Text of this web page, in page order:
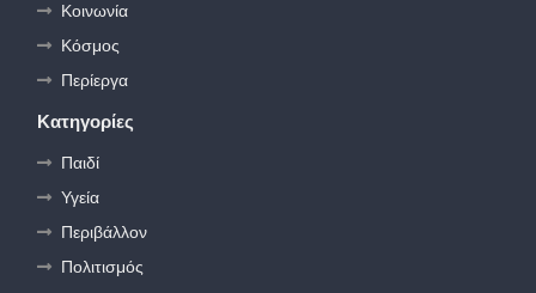
Κοινωνία
Κόσμος
Περίεργα
Κατηγορίες
Παιδί
Υγεία
Περιβάλλον
Πολιτισμός